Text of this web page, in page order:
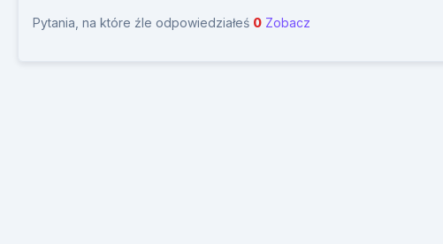
Pytania, na które źle odpowiedziałeś 0 Zobacz